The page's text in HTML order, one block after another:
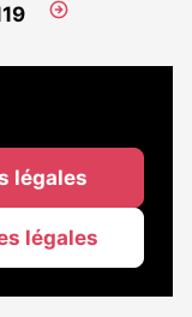
Page
légales
légales